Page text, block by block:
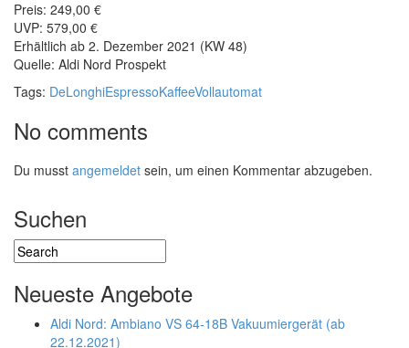
Preis: 249,00 €
UVP: 579,00 €
Erhältlich ab 2. Dezember 2021 (KW 48)
Quelle: Aldi Nord Prospekt
Tags: DeLonghiEspressoKaffeeVollautomat
No comments
Du musst angemeldet sein, um einen Kommentar abzugeben.
Suchen
Neueste Angebote
Aldi Nord: Ambiano VS 64-18B Vakuumiergerät (ab
22.12.2021)